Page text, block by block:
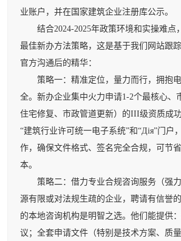
业账户，并在国家建筑企业注册库公示。
结合2024-2025年政策环境和实操难点
最佳新办方法策略，这是基于我们网站跟
官方沟通后的精华：
策略一：精准定位，量力而行，拥抱电
全。新办企业集中火力申请1-2个最核心、
住宅修复、市政管道更新）的III级资质成
“建筑行业许可统一电子系统”和“Дія”门户
作，确保文件格式、签名完全合规，可节
本。
策略二：借力专业合规咨询服务（强力
源有限或对法规生疏的企业，聘请有信誉
的本地咨询机构是明智之选。他们能提供
议；全套申请文件（特别是技术方案、质